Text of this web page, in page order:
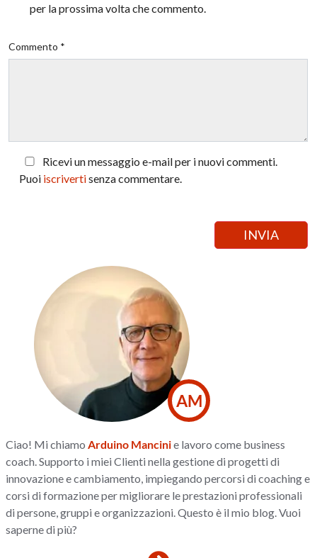
per la prossima volta che commento.
Commento *
Ricevi un messaggio e-mail per i nuovi commenti.
Puoi iscrivertisenza commentare.
AM
Ciao! Mi chiamoArduino Mancinie lavoro come business
coach. Supporto i miei Clienti nella gestione di progetti di
innovazione e cambiamento, impiegando percorsi di coaching e
corsi di formazione per migliorare le prestazioni professionali
di persone, gruppi e organizzazioni. Questo è il mio blog. Vuoi
saperne di più?